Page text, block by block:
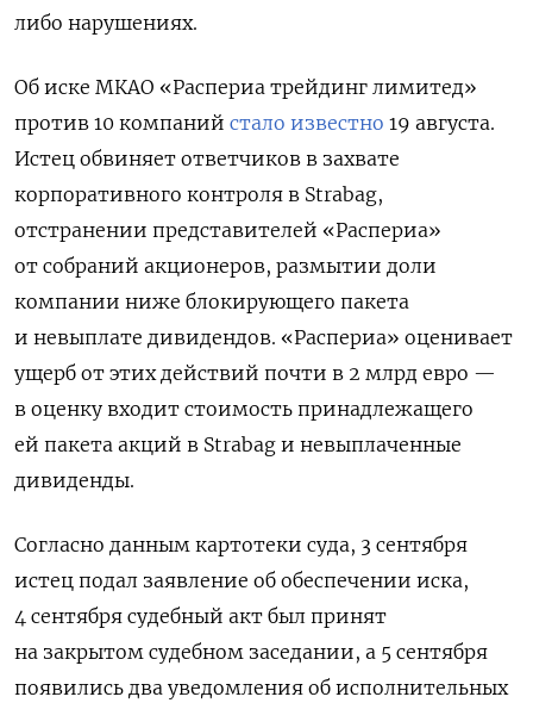
либо нарушениях.
Об иске МКАО «Распериа трейдинг лимитед»
против 10 компаний стало известно 19 августа.
Истец обвиняет ответчиков в захвате
корпоративного контроля в Strabag,
отстранении представителей «Распериа»
от собраний акционеров, размытии доли
компании ниже блокирующего пакета
и невыплате дивидендов. «Распериа» оценивает
ущерб от этих действий почти в 2 млрд евро —
в оценку входит стоимость принадлежащего
ей пакета акций в Strabag и невыплаченные
дивиденды.
Согласно данным картотеки суда, 3 сентября
истец подал заявление об обеспечении иска,
4 сентября судебный акт был принят
на закрытом судебном заседании, а 5 сентября
появились два уведомления об исполнительных